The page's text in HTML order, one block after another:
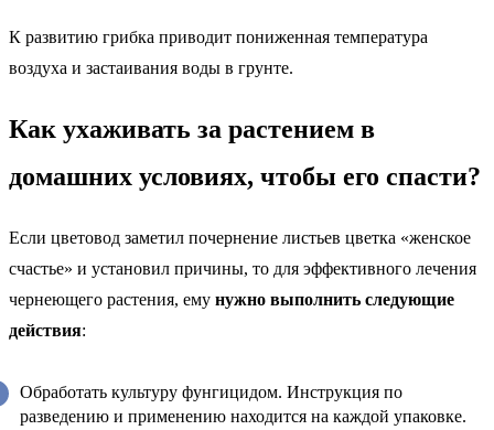
К развитию грибка приводит пониженная температура
воздуха и застаивания воды в грунте.
Как ухаживать за растением в
домашних условиях, чтобы его спасти?
Если цветовод заметил почернение листьев цветка «женское
счастье» и установил причины, то для эффективного лечения
чернеющего растения, ему нужно выполнить следующие
действия:
Обработать культуру фунгицидом. Инструкция по
разведению и применению находится на каждой упаковке.